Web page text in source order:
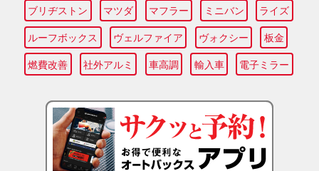
ブリヂストン マツダ マフラー ミニバン ライズ
ルーフボックス ヴェルファイア ヴォクシー 板金
燃費改善 社外アルミ 車高調 輸入車 電子ミラー